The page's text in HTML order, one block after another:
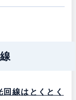
回線はとくとく